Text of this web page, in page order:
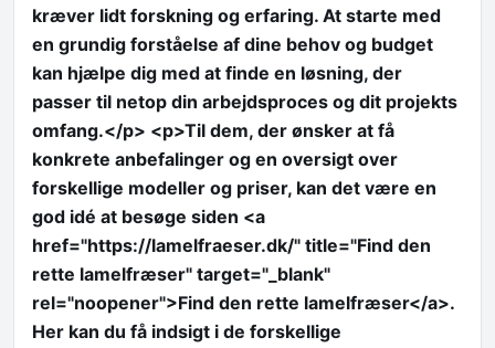
kræver lidt forskning og erfaring. At starte med
en grundig forståelse af dine behov og budget
kan hjælpe dig med at finde en løsning, der
passer til netop din arbejdsproces og dit projekts
omfang.</p> <p>Til dem, der ønsker at få
konkrete anbefalinger og en oversigt over
forskellige modeller og priser, kan det være en
god idé at besøge siden <a
href="https://lamelfraeser.dk/" title="Find den
rette lamelfræser" target="_blank"
rel="noopener">Find den rette lamelfræser</a>.
Her kan du få indsigt i de forskellige